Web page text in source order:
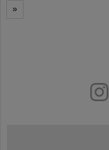
»
youtube